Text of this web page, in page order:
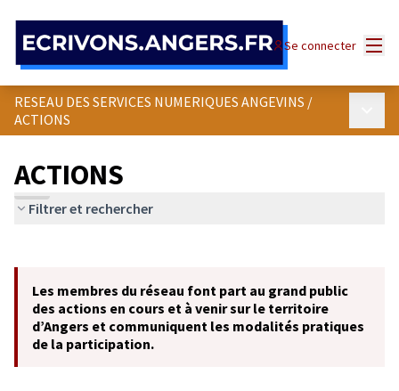
Se connecter
RESEAU DES SERVICES NUMERIQUES ANGEVINS /
ACTIONS
ACTIONS
Filtrer et rechercher
−
Les membres du réseau font part au grand public
des actions en cours et à venir sur le territoire
d’Angers et communiquent les modalités pratiques
de la participation.